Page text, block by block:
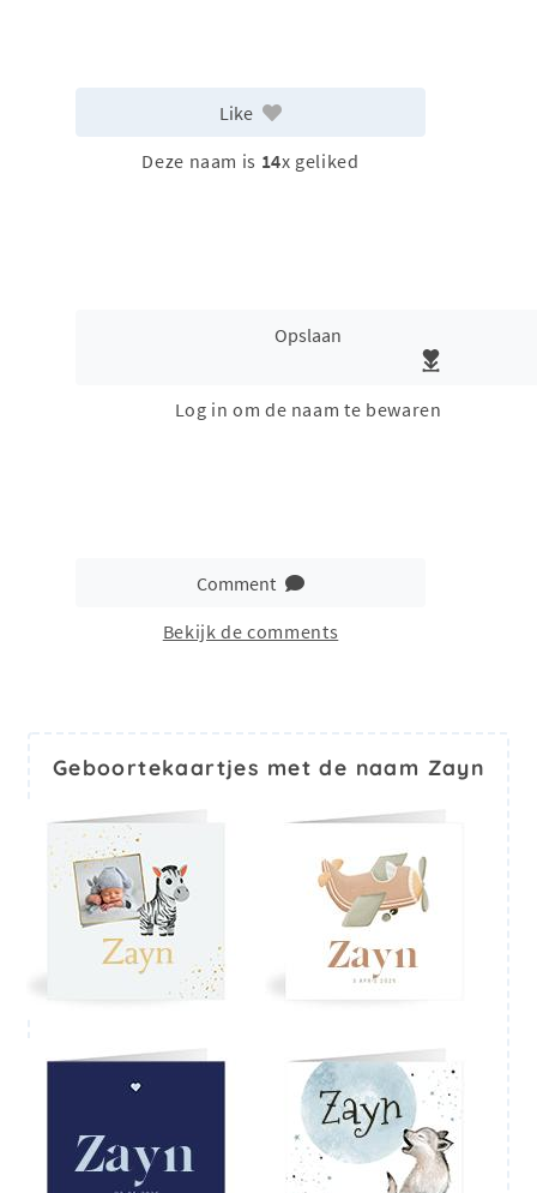
Like
Deze naam is 14x geliked
Opslaan
Log in om de naam te bewaren
Comment
Bekijk de comments
Geboortekaartjes met de naam Zayn